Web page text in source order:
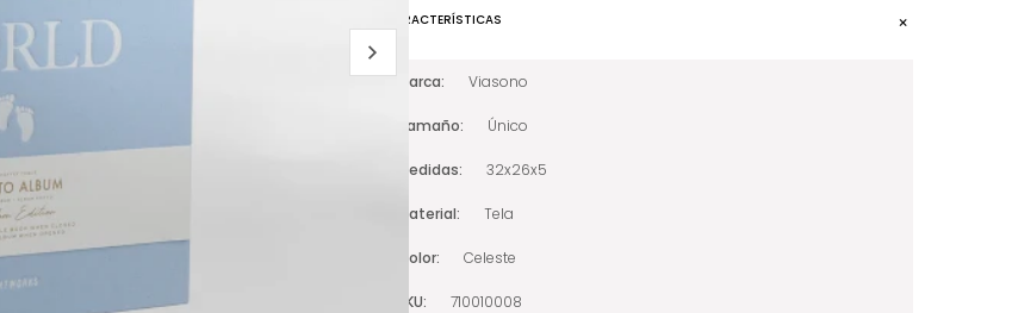
CARACTERÍSTICAS
Marca Viasono
Tamaño Único
Medidas 32x26x5
Material Tela
Color Celeste
SKU 710010008